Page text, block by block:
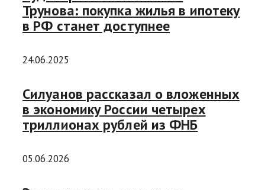
Трунова: покупка жилья в ипотеку
в РФ станет доступнее
24.06.2025
Силуанов рассказал о вложенных
в экономику России четырех
триллионах рублей из ФНБ
05.06.2026